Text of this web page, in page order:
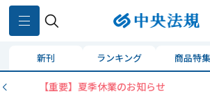
新刊 ランキング 商品特集
コンビニ決済に「セブンイレブン」を追
859